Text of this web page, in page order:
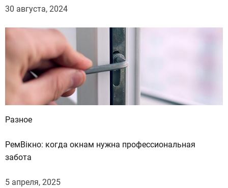
30 августа, 2024
Разное
РемВікно: когда окнам нужна профессиональная
забота
5 апреля, 2025